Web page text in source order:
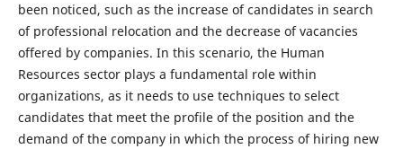
been noticed, such as the increase of candidates in search
of professional relocation and the decrease of vacancies
offered by companies. In this scenario, the Human
Resources sector plays a fundamental role within
organizations, as it needs to use techniques to select
candidates that meet the profile of the position and the
demand of the company in which the process of hiring new